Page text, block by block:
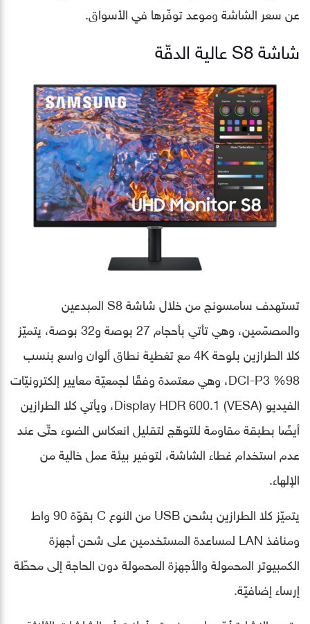
عن سعر الشاشة وموعد توفّرها في الأسواق.
شاشة S8 عالية الدقّة
تستهدف سامسونج من خلال شاشة S8 المبدعين
والمصمّمين، وهي تأتي بأحجام 27 بوصة و32 بوصة، يتميّز
كلا الطرازين بلوحة 4K مع تغطية نطاق ألوان واسع بنسب
98% DCI-P3، وهي معتمدة وفقًا لجمعيّة معايير إلكترونيّات
الفيديو (VESA) Display HDR 600.1، ويأتي كلا الطرازين
أيضًا بطبقة مقاومة للتوهّج لتقليل انعكاس الضوء حتّى عند
عدم استخدام غطاء الشاشة، لتوفير بيئة عمل خالية من
الإلهاء.
يتميّز كلا الطرازين بشحن USB من النوع C بقوّة 90 واط
ومنافذ LAN لمساعدة المستخدمين على شحن أجهزة
الكمبيوتر المحمولة والأجهزة المحمولة دون الحاجة إلى محطّة
إرساء إضافيّة.